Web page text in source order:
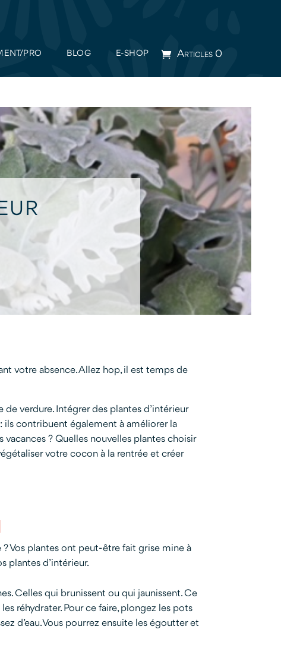
PRO BLOG E-SHOP Articles 0
votre absence. Allez hop, il est temps de
verdure. Intégrer des plantes d’intérieur
ils contribuent également à améliorer la
vacances ? Quelles nouvelles plantes choisir
votre cocon à la rentrée et créer
Vos plantes ont peut-être fait grise mine à
plantes d’intérieur.
Celles qui brunissent ou qui jaunissent. Ce
réhydrater. Pour ce faire, plongez les pots
d’eau. Vous pourrez ensuite les égoutter et